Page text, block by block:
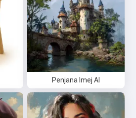
Penjana Imej AI